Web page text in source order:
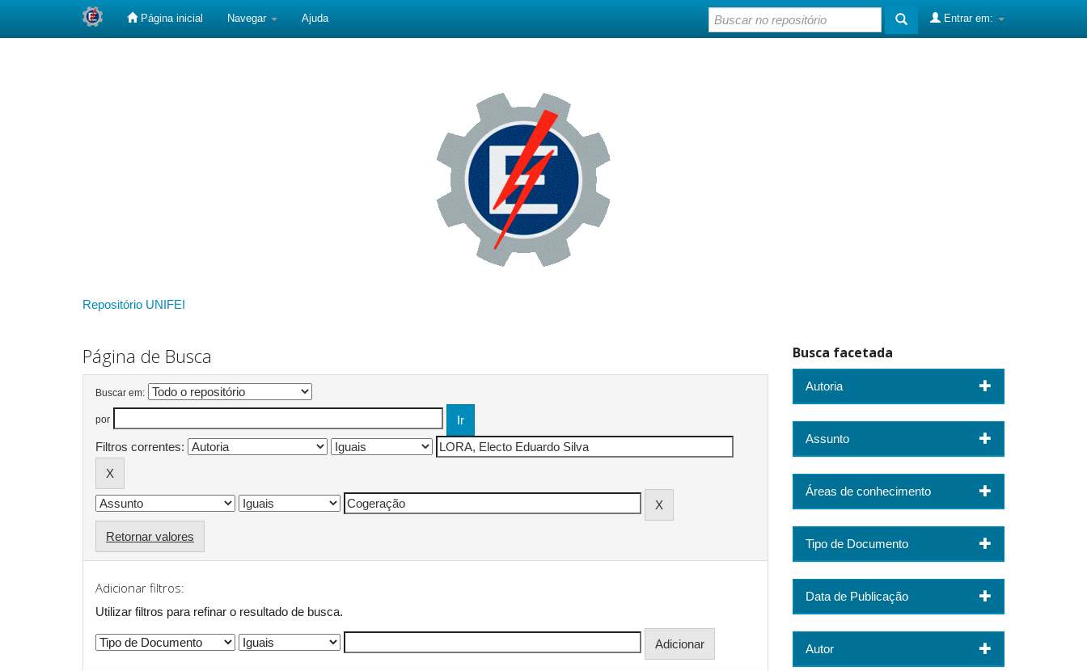
Página inicial Navegar Ajuda Entrar em:
Repositório UNIFEI
Página de Busca
Buscar em:
por
Filtros correntes:
Retornar valores
Adicionar filtros:
Utilizar filtros para refinar o resultado de busca.
Busca facetada
Autoria
Assunto
Áreas de conhecimento
Tipo de Documento
Data de Publicação
Autor